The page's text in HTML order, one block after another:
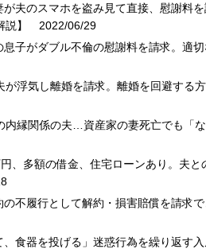
が夫のスマホを盗み見て直接、慰謝料
】
2022/06/29
息子がダブル不倫の慰謝料を請求。適
が浮気し離婚を請求。離婚を回避する
内縁関係の夫…資産家の妻死亡でも「
円、多額の借金、住宅ローンあり。夫
の不履行として解約・損害賠償を請求
、食器を投げる」迷惑行為を繰り返す